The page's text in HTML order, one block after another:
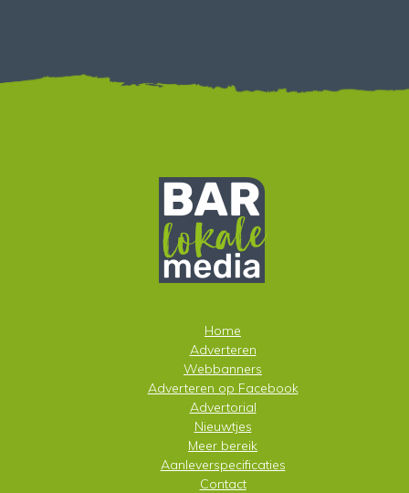
Home
Adverteren
Webbanners
Adverteren op Facebook
Advertorial
Nieuwtjes
Meer bereik
Aanleverspecificaties
Contact